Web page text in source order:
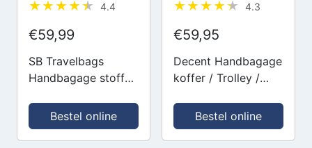
4.4
€59,99
SB Travelbags
Handbagage stoffen
wielen trolley -
Zwart
Bestel online
4.3
€59,95
Decent Handbagage
koffer / Trolley /
x 20 cm -
SuperLight - Zwart
Bestel online